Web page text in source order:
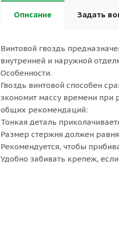
Описание Задать
Винтовой гвоздь
внутренней и наружной
Особенности.
Гвоздь винтовой способен
экономит массу времени при
общих рекомендаций:
Тонкая деталь
Размер стержня должен
Рекомендуется, чтобы
Удобно забивать крепеж,